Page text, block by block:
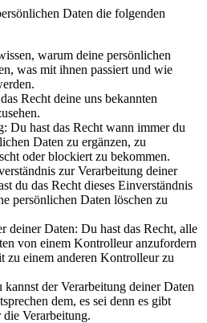
Daten die folgenden
warum deine persönlichen
was mit ihnen passiert und wie
Recht deine uns bekannten
Du hast das Recht wann immer du
Daten zu ergänzen, zu
oder blockiert zu bekommen.
zur Verarbeitung deiner
du das Recht dieses Einverständnis
persönlichen Daten löschen zu
deiner Daten: Du hast das Recht, alle
von einem Kontrolleur anzufordern
zu einem anderen Kontrolleur zu
der Verarbeitung deiner Daten
dem, es sei denn es gibt
Verarbeitung.